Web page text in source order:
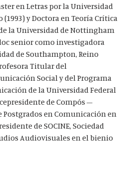
en Letras por la Universidad
(1993) y Doctora en Teoría Crítica
la Universidad de Nottingham
senior como investigadora
de Southampton, Reino
Titular del
Social y del Programa
de la Universidad Federal
de Compós –
Postgrados en Comunicación en
de SOCINE, Sociedad
Audiovisuales en el bienio